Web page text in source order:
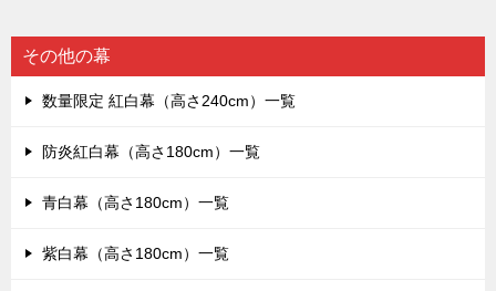
その他の幕
数量限定 紅白幕（高さ240cm）一覧
防炎紅白幕（高さ180cm）一覧
青白幕（高さ180cm）一覧
紫白幕（高さ180cm）一覧